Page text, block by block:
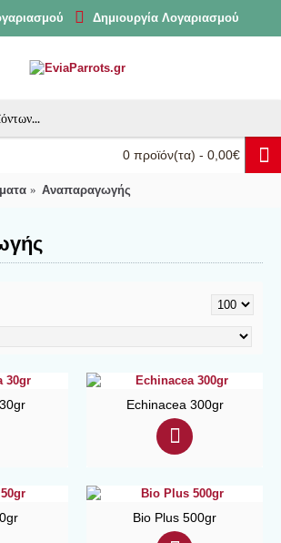
Δημιουργία Λογαριασμού
0 προϊόν(τα) - 0,00€
Αναπαραγωγής
Echinacea 300gr
Bio Plus 500gr